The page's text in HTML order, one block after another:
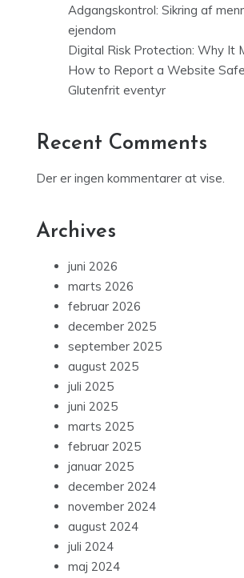
Adgangskontrol: Sikring af
ejendom
Digital Risk Protection: Why It
How to Report a Website
Glutenfrit eventyr
Recent Comments
Der er ingen kommentarer at vise.
Archives
juni 2026
marts 2026
februar 2026
december 2025
september 2025
august 2025
juli 2025
juni 2025
marts 2025
februar 2025
januar 2025
december 2024
november 2024
august 2024
juli 2024
maj 2024